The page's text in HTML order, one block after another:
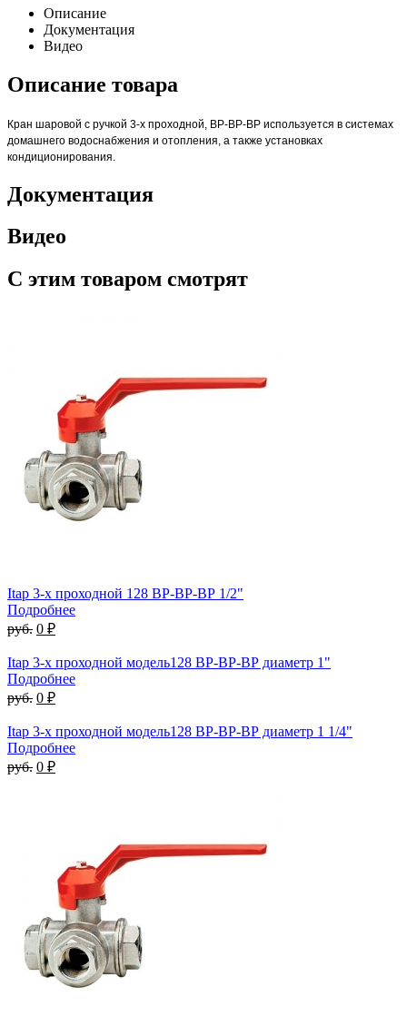
Описание
Документация
Видео
Описание товара
Кран шаровой с ручкой 3-х проходной, ВР-ВР-ВР используется в системах
домашнего водоснабжения и отопления, а также установках
кондиционирования.
Документация
Видео
С этим товаром смотрят
Itap 3-х проходной 128 ВР-ВР-ВР 1/2"
Подробнее
руб. 0 ₽
Itap 3-х проходной модель128 ВР-ВР-ВР диаметр 1"
Подробнее
руб. 0 ₽
Itap 3-х проходной модель128 ВР-ВР-ВР диаметр 1 1/4"
Подробнее
руб. 0 ₽